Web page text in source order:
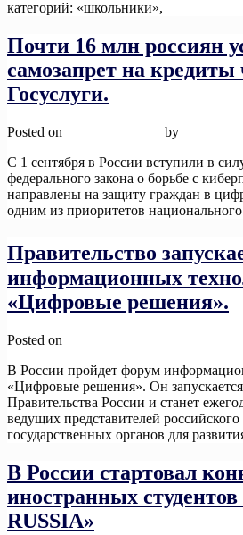
категорий: «школьники»,
Почти 16 млн россиян
самозапрет на кредиты
Госуслуги.
Posted on by
С 1 сентября в России вступили в
федерального закона о борьбе с
направлены на защиту граждан в
одним из приоритетов национального
Правительство
информационных
«Цифровые решения».
Posted on
В России пройдет форум
«Цифровые решения». Он
Правительства России и станет
ведущих представителей
государственных органов для
В России стартовал
иностранных
RUSSIA»